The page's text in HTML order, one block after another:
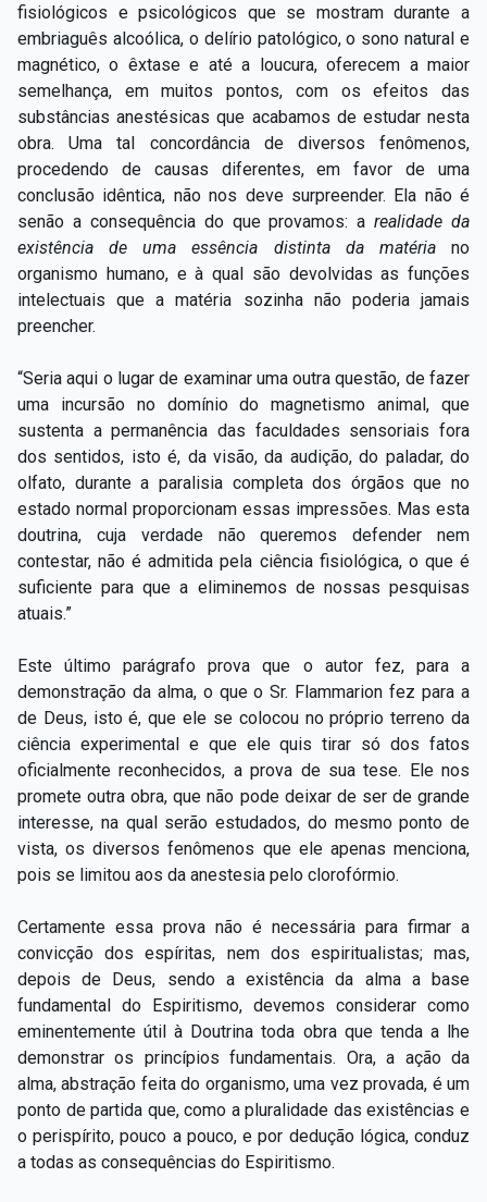
fisiológicos e psicológicos que se mostram durante a
embriaguês alcoólica, o delírio patológico, o sono natural e
magnético, o êxtase e até a loucura, oferecem a maior
semelhança, em muitos pontos, com os efeitos das
substâncias anestésicas que acabamos de estudar nesta
obra. Uma tal concordância de diversos fenômenos,
procedendo de causas diferentes, em favor de uma
conclusão idêntica, não nos deve surpreender. Ela não é
senão a consequência do que provamos: arealidade da
existência de uma essência distinta da matéria no
organismo humano, e à qual são devolvidas as funções
intelectuais que a matéria sozinha não poderia jamais
preencher.
“Seria aqui o lugar de examinar uma outra questão, de fazer
uma incursão no domínio do magnetismo animal, que
sustenta a permanência das faculdades sensoriais fora
dos sentidos, isto é, da visão, da audição, do paladar, do
olfato, durante a paralisia completa dos órgãos que no
estado normal proporcionam essas impressões. Mas esta
doutrina, cuja verdade não queremos defender nem
contestar, não é admitida pela ciência fisiológica, o que é
suficiente para que a eliminemos de nossas pesquisas
atuais.”
Este último parágrafo prova que o autor fez, para a
demonstração da alma, o que o Sr. Flammarion fez para a
de Deus, isto é, que ele se colocou no próprio terreno da
ciência experimental e que ele quis tirar só dos fatos
oficialmente reconhecidos, a prova de sua tese. Ele nos
promete outra obra, que não pode deixar de ser de grande
interesse, na qual serão estudados, do mesmo ponto de
vista, os diversos fenômenos que ele apenas menciona,
pois se limitou aos da anestesia pelo clorofórmio.
Certamente essa prova não é necessária para firmar a
convicção dos espíritas, nem dos espiritualistas; mas,
depois de Deus, sendo a existência da alma a base
fundamental do Espiritismo, devemos considerar como
eminentemente útil à Doutrina toda obra que tenda a lhe
demonstrar os princípios fundamentais. Ora, a ação da
alma, abstração feita do organismo, uma vez provada, é um
ponto de partida que, como a pluralidade das existências e
o perispírito, pouco a pouco, e por dedução lógica, conduz
a todas as consequências do Espiritismo.